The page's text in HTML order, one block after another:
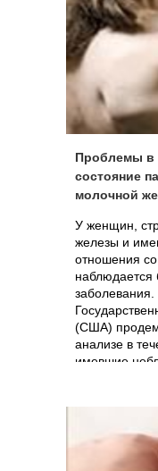
Проблемы в
состояние
молочной
У женщин,
железы и
отношения со
наблюдается
(США)
анализе в
имевшие
физическую